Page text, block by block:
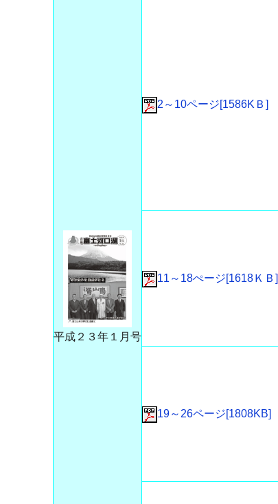
平成２３年１月号
2～10ページ[1586KＢ]
11～18ぺージ[1618ＫＢ]
19～26ページ[1808KB]